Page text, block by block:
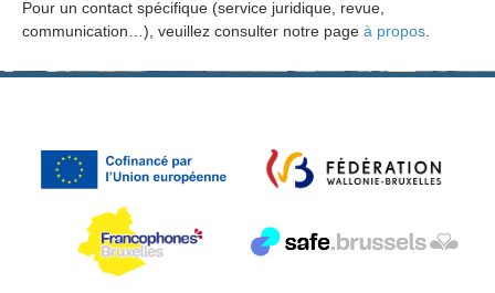
Pour un contact spécifique (service juridique, revue,
communication…), veuillez consulter notre page à propos.